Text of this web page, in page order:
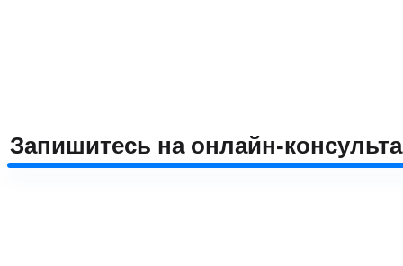
Запишитесь на онлайн-